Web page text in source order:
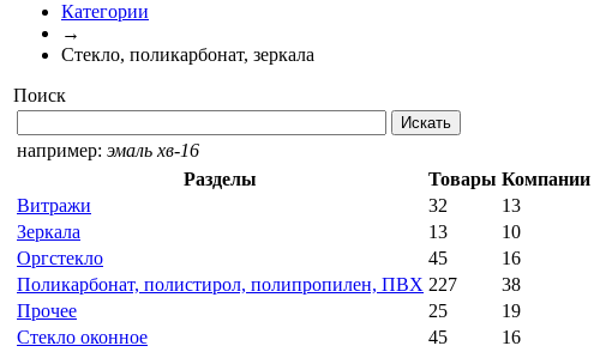
Категории
→
Стекло, поликарбонат, зеркала
Поиск
например: эмаль хв-16
Разделы
Товары Компании
Витражи
32
13
Зеркала
13
10
Оргстекло
45
16
Поликарбонат, полистирол, полипропилен, ПВХ 227
38
Прочее
25
19
Стекло оконное
45 16